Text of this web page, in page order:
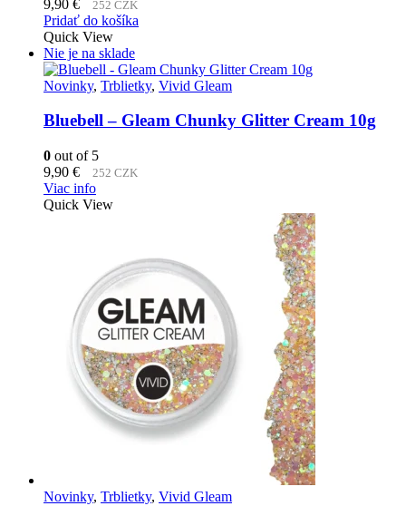
9,90 € 252 CZK
Pridať do košíka
Quick View
Nie je na sklade
Novinky, Trblietky, Vivid Gleam
Bluebell – Gleam Chunky Glitter Cream 10g
0 out of 5
9,90 € 252 CZK
Viac info
Quick View
Novinky, Trblietky, Vivid Gleam